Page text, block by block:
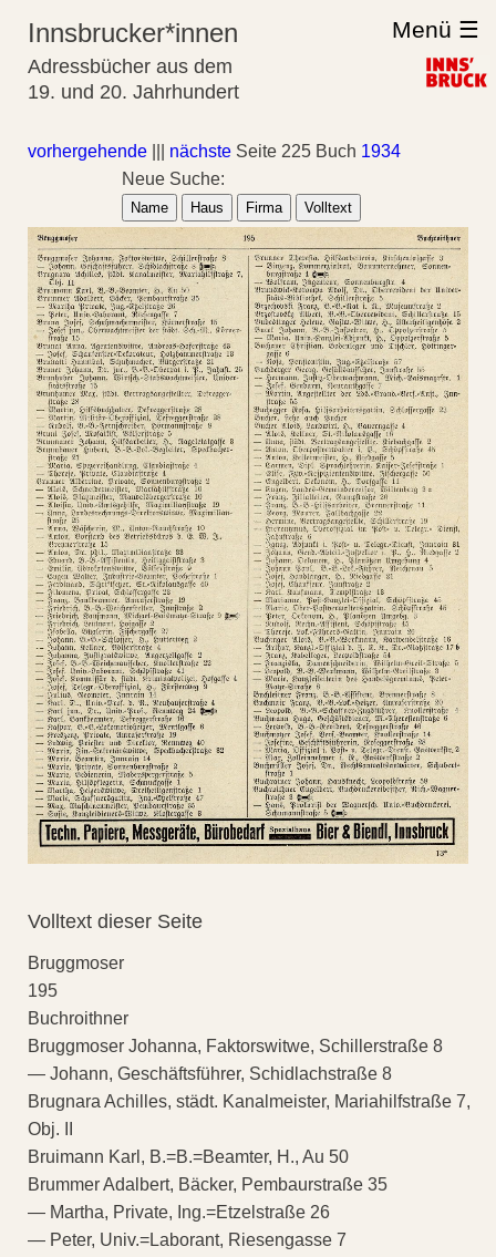
Innsbrucker*innen
Adressbücher aus dem
19. und 20. Jahrhundert
Menü ☰
vorhergehende nächste Seite 225 Buch 1934
Neue Suche:
Name Haus Firma Volltext
Volltext dieser Seite
Bruggmoser
195
Buchroithner
Bruggmoser Johanna, Faktorswitwe, Schillerstraße 8
— Johann, Geschäftsführer, Schidlachstraße 8
Brugnara Achilles, städt. Kanalmeister, Mariahilfstraße 7,
Obj. II
Bruimann Karl, B.=B.=Beamter, H., Au 50
Brummer Adalbert, Bäcker, Pembaurstraße 35
— Martha, Private, Ing.=Etzelstraße 26
— Peter, Univ.=Laborant, Riesengasse 7